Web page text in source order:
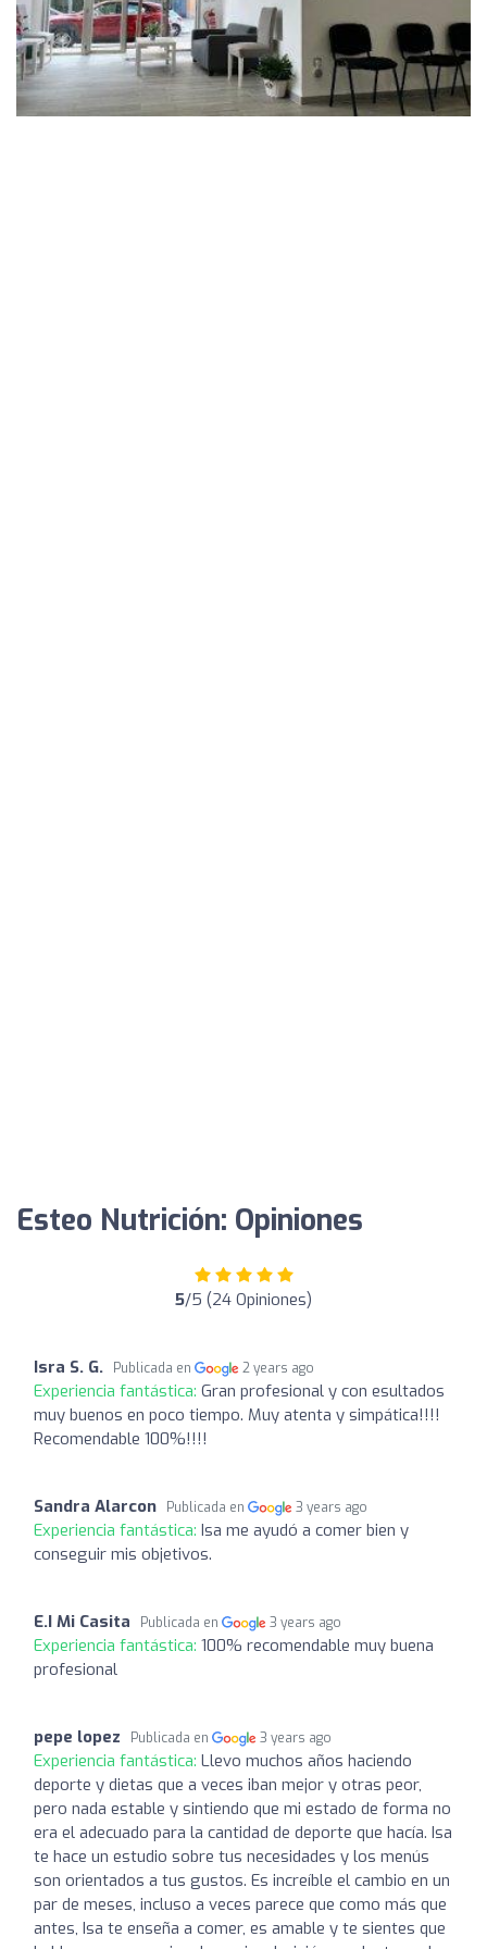
Esteo Nutrición: Opiniones
5/5 (24 Opiniones)
Isra S. G. Publicada en 2 years ago
Experiencia fantástica: Gran profesional y con esultados
muy buenos en poco tiempo. Muy atenta y simpática!!!!
Recomendable 100%!!!!
Sandra Alarcon Publicada en 3 years ago
Experiencia fantástica: Isa me ayudó a comer bien y
conseguir mis objetivos.
E.I Mi Casita Publicada en 3 years ago
Experiencia fantástica: 100% recomendable muy buena
profesional
pepe lopez Publicada en 3 years ago
Experiencia fantástica: Llevo muchos años haciendo
deporte y dietas que a veces iban mejor y otras peor,
pero nada estable y sintiendo que mi estado de forma no
era el adecuado para la cantidad de deporte que hacía. Isa
te hace un estudio sobre tus necesidades y los menús
son orientados a tus gustos. Es increíble el cambio en un
par de meses, incluso a veces parece que como más que
antes, Isa te enseña a comer, es amable y te sientes que